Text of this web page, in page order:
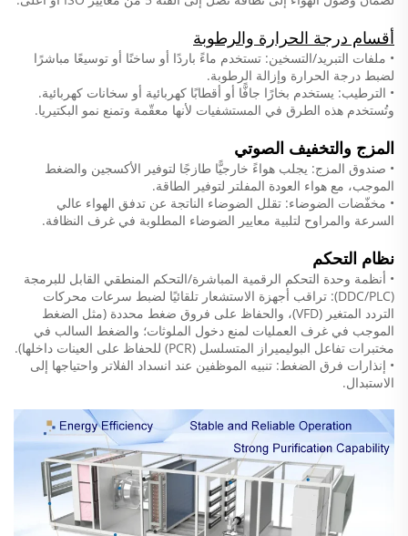
أقسام درجة الحرارة والرطوبة
• ملفات التبريد/التسخين: تستخدم ماءً باردًا أو ساخنًا أو توسيعًا مباشرًا
لضبط درجة الحرارة وإزالة الرطوبة.
• الترطيب: يستخدم بخارًا جافًّا أو أقطابًا كهربائية أو سخانات كهربائية.
وتُستخدم هذه الطرق في المستشفيات لأنها معقّمة وتمنع نمو البكتيريا.
المزج والتخفيف الصوتي
• صندوق المزج: يجلب هواءً خارجيًّا طازجًا لتوفير الأكسجين والضغط
الموجب، مع هواء العودة المفلتر لتوفير الطاقة.
• مخفّضات الضوضاء: تقلل الضوضاء الناتجة عن تدفق الهواء عالي
السرعة والمراوح لتلبية معايير الضوضاء المطلوبة في غرف النظافة.
نظام التحكم
• أنظمة وحدة التحكم الرقمية المباشرة/التحكم المنطقي القابل للبرمجة
(DDC/PLC): تراقب أجهزة الاستشعار تلقائيًا لضبط سرعات محركات
التردد المتغير (VFD)، والحفاظ على فروق ضغط محددة (مثل الضغط
الموجب في غرف العمليات لمنع دخول الملوثات؛ والضغط السالب في
مختبرات تفاعل البوليميراز المتسلسل (PCR) للحفاظ على العينات داخلها).
• إنذارات فرق الضغط: تنبيه الموظفين عند انسداد الفلاتر واحتياجها إلى
الاستبدال.